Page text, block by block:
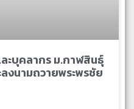
ะบุคลากร ม.กาฬสินธุ์
งนามถวายพระพรชัย